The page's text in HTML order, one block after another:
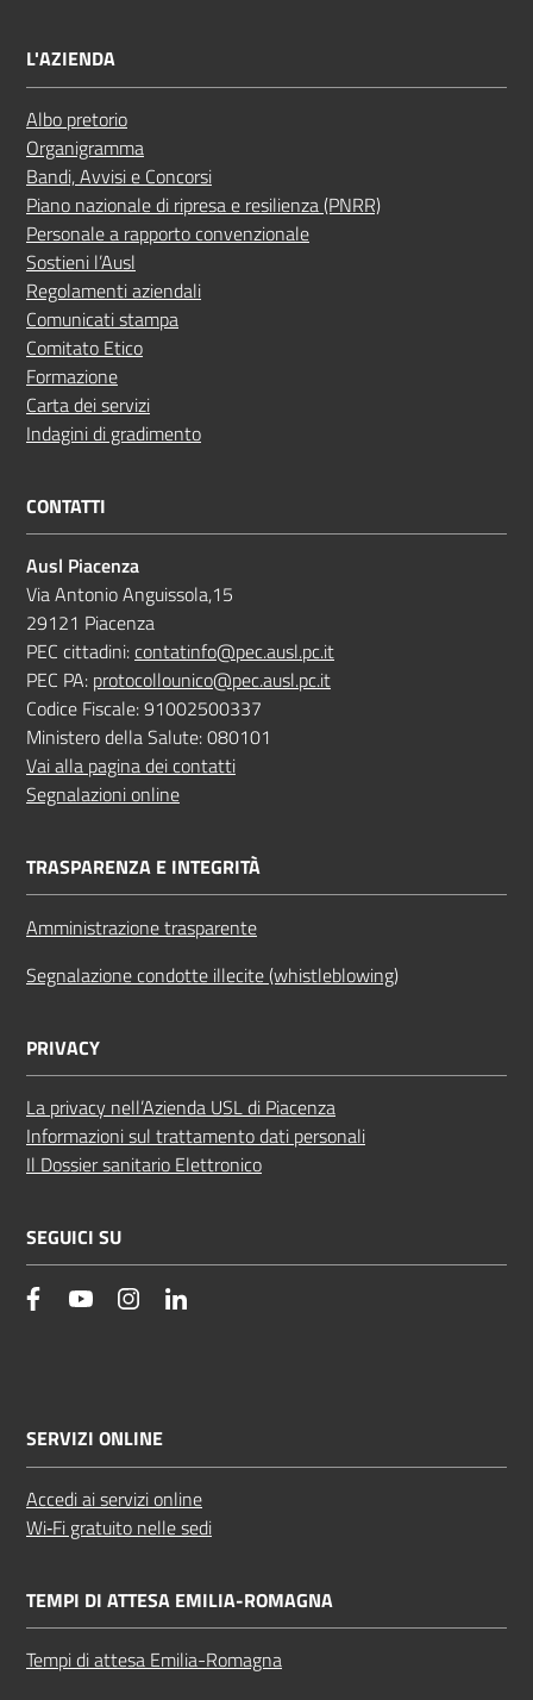
L'AZIENDA
Albo pretorio
Organigramma
Bandi, Avvisi e Concorsi
Piano nazionale di ripresa e resilienza (PNRR)
Personale a rapporto convenzionale
Sostieni l’Ausl
Regolamenti aziendali
Comunicati stampa
Comitato Etico
Formazione
Carta dei servizi
Indagini di gradimento
CONTATTI
Ausl Piacenza
Via Antonio Anguissola,15
29121 Piacenza
PEC cittadini:contatinfo@pec.ausl.pc.it
PEC PA: protocollounico@pec.ausl.pc.it
Codice Fiscale: 91002500337
Ministero della Salute: 080101
Vai alla pagina dei contatti
Segnalazioni online
TRASPARENZA E INTEGRITÀ
Amministrazione trasparente
Segnalazione condotte illecite (whistleblowing)
PRIVACY
La privacy nell’Azienda USL di Piacenza
Informazioni sul trattamento dati personali
Il Dossier sanitario Elettronico
SEGUICI SU
facebookYouTube Instagram
SERVIZI ONLINE
Accedi ai servizi online
Wi‑Fi gratuito nelle sedi
TEMPI DI ATTESA EMILIA-ROMAGNA
Tempi di attesa Emilia-Romagna